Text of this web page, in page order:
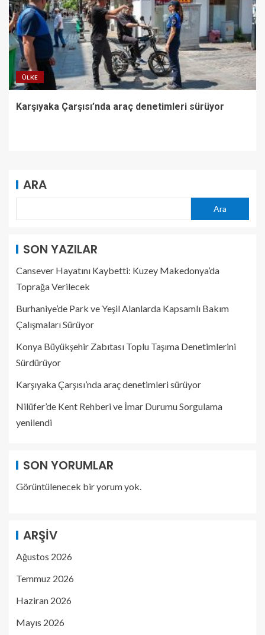
ÜLKE
Karşıyaka Çarşısı’nda araç denetimleri sürüyor
ARA
Ara
SON YAZILAR
Cansever Hayatını Kaybetti: Kuzey Makedonya’da
Toprağa Verilecek
Burhaniye’de Park ve Yeşil Alanlarda Kapsamlı Bakım
Çalışmaları Sürüyor
Konya Büyükşehir Zabıtası Toplu Taşıma Denetimlerini
Sürdürüyor
Karşıyaka Çarşısı’nda araç denetimleri sürüyor
Nilüfer’de Kent Rehberi ve İmar Durumu Sorgulama
yenilendi
SON YORUMLAR
Görüntülenecek bir yorum yok.
ARŞIV
Ağustos 2026
Temmuz 2026
Haziran 2026
Mayıs 2026